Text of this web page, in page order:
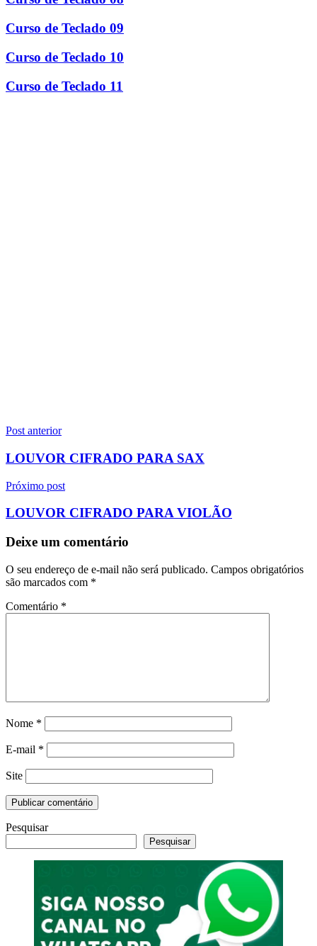
Curso de Teclado 09
Curso de Teclado 10
Curso de Teclado 11
Navegação
de
Post anterior
LOUVOR CIFRADO PARA SAX
Próximo post
LOUVOR CIFRADO PARA VIOLÃO
Deixe um comentário
O seu endereço de e-mail não será publicado. Campos obrigatórios
são marcados com *
Comentário *
Nome *
E-mail *
Site
Pesquisar
Pesquisar